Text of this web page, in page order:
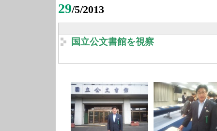
29/5/2013
国立公文書館を視察